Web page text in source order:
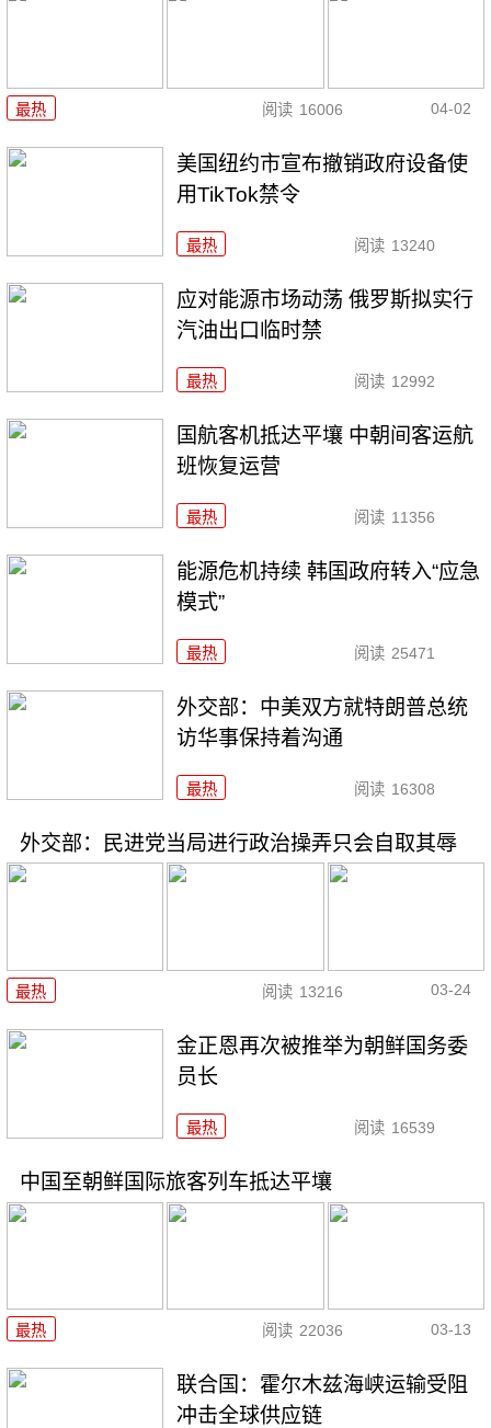
最热 阅读 16006 04-02
美国纽约市宣布撤销政府设备使
用TikTok禁令
最热 阅读 13240
应对能源市场动荡 俄罗斯拟实行
汽油出口临时禁
最热 阅读 12992
国航客机抵达平壤 中朝间客运航
班恢复运营
最热 阅读 11356
能源危机持续 韩国政府转入“应急
模式”
最热 阅读 25471
外交部：中美双方就特朗普总统
访华事保持着沟通
最热 阅读 16308
外交部：民进党当局进行政治操弄只会自取其辱
最热 阅读 13216 03-24
金正恩再次被推举为朝鲜国务委
员长
最热 阅读 16539
中国至朝鲜国际旅客列车抵达平壤
最热 阅读 22036 03-13
联合国：霍尔木兹海峡运输受阻
冲击全球供应链